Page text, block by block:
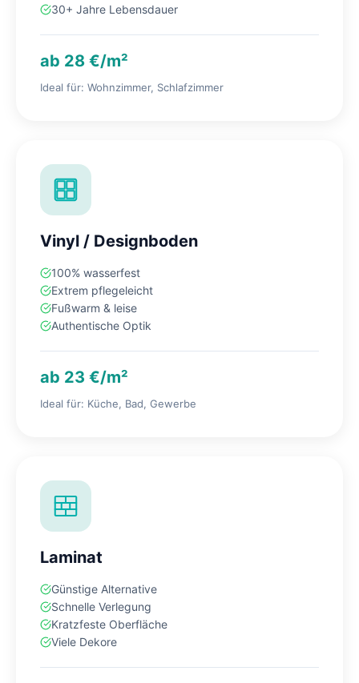
30+ Jahre Lebensdauer
ab 28 €/m²
Ideal für: Wohnzimmer, Schlafzimmer
Vinyl / Designboden
100% wasserfest
Extrem pflegeleicht
Fußwarm & leise
Authentische Optik
ab 23 €/m²
Ideal für: Küche, Bad, Gewerbe
Laminat
Günstige Alternative
Schnelle Verlegung
Kratzfeste Oberfläche
Viele Dekore